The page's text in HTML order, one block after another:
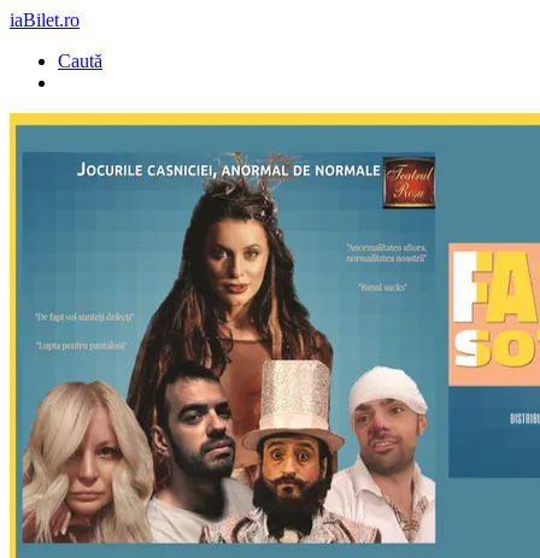
iaBilet.ro
Caută